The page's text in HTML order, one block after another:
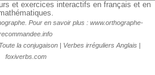
et exercices interactifs en français et en
Pour en savoir plus : www.orthographe-
Toute la conjugaison| Verbes irréguliers Anglais
foxiverbs.com